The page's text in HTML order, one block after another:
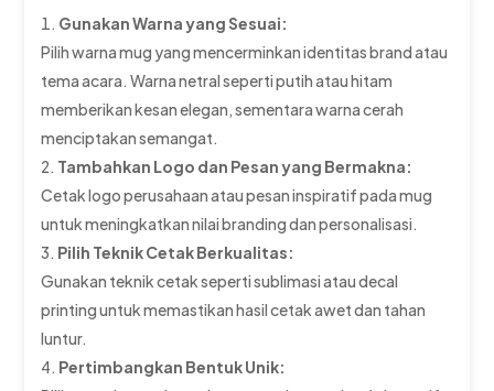
Gunakan Warna yang Sesuai:
Pilih warna mug yang mencerminkan identitas brand atau
tema acara. Warna netral seperti putih atau hitam
memberikan kesan elegan, sementara warna cerah
menciptakan semangat.
Tambahkan Logo dan Pesan yang Bermakna:
Cetak logo perusahaan atau pesan inspiratif pada mug
untuk meningkatkan nilai branding dan personalisasi.
Pilih Teknik Cetak Berkualitas:
Gunakan teknik cetak seperti sublimasi atau decal
printing untuk memastikan hasil cetak awet dan tahan
luntur.
Pertimbangkan Bentuk Unik: